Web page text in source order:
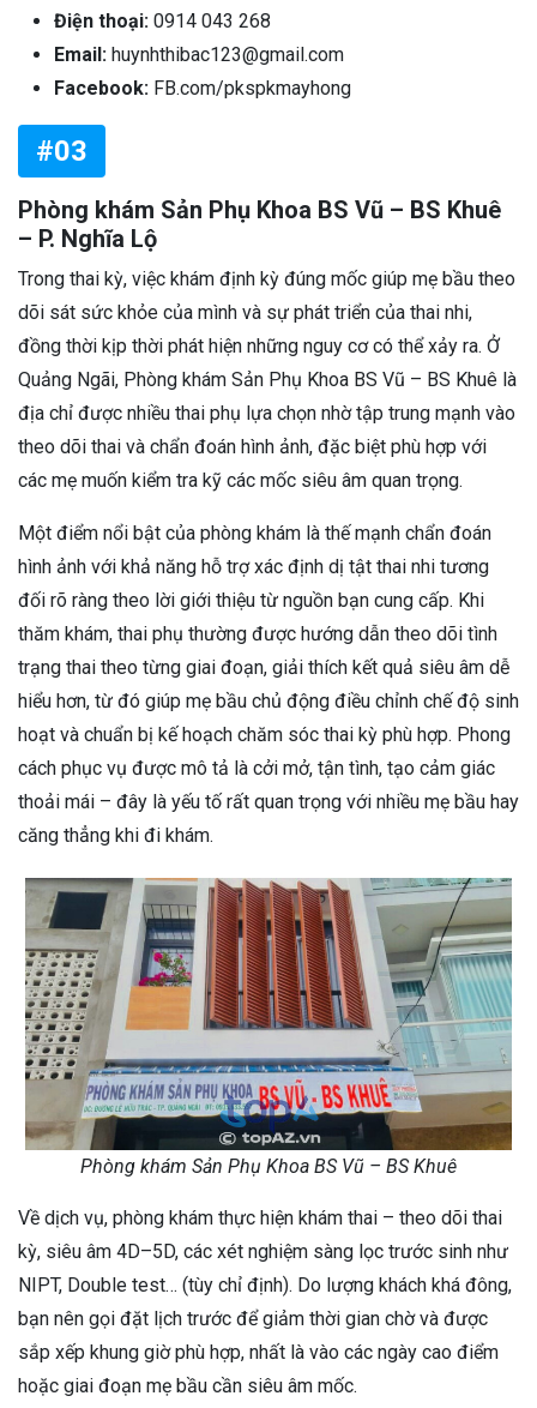
Điện thoại: 0914 043 268
Email: huynhthibac123@gmail.com
Facebook: FB.com/pkspkmayhong
#03
Phòng khám Sản Phụ Khoa BS Vũ – BS Khuê
– P. Nghĩa Lộ
Trong thai kỳ, việc khám định kỳ đúng mốc giúp mẹ bầu theo
dõi sát sức khỏe của mình và sự phát triển của thai nhi,
đồng thời kịp thời phát hiện những nguy cơ có thể xảy ra. Ở
Quảng Ngãi, Phòng khám Sản Phụ Khoa BS Vũ – BS Khuê là
địa chỉ được nhiều thai phụ lựa chọn nhờ tập trung mạnh vào
theo dõi thai và chẩn đoán hình ảnh, đặc biệt phù hợp với
các mẹ muốn kiểm tra kỹ các mốc siêu âm quan trọng.
Một điểm nổi bật của phòng khám là thế mạnh chẩn đoán
hình ảnh với khả năng hỗ trợ xác định dị tật thai nhi tương
đối rõ ràng theo lời giới thiệu từ nguồn bạn cung cấp. Khi
thăm khám, thai phụ thường được hướng dẫn theo dõi tình
trạng thai theo từng giai đoạn, giải thích kết quả siêu âm dễ
hiểu hơn, từ đó giúp mẹ bầu chủ động điều chỉnh chế độ sinh
hoạt và chuẩn bị kế hoạch chăm sóc thai kỳ phù hợp. Phong
cách phục vụ được mô tả là cởi mở, tận tình, tạo cảm giác
thoải mái – đây là yếu tố rất quan trọng với nhiều mẹ bầu hay
căng thẳng khi đi khám.
Phòng khám Sản Phụ Khoa BS Vũ – BS Khuê
Về dịch vụ, phòng khám thực hiện khám thai – theo dõi thai
kỳ, siêu âm 4D–5D, các xét nghiệm sàng lọc trước sinh như
NIPT, Double test… (tùy chỉ định). Do lượng khách khá đông,
bạn nên gọi đặt lịch trước để giảm thời gian chờ và được
sắp xếp khung giờ phù hợp, nhất là vào các ngày cao điểm
hoặc giai đoạn mẹ bầu cần siêu âm mốc.